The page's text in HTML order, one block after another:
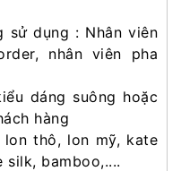
dụng : Nhân viên
nhân viên pha
dáng suông hoặc
hàng
thô, lon mỹ, kate
bamboo,....